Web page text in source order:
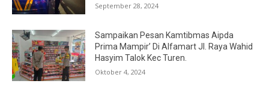
September 28, 2024
Sampaikan Pesan Kamtibmas Aipda
Prima Mampir’ Di Alfamart Jl. Raya Wahid
Hasyim Talok Kec Turen.
Oktober 4, 2024